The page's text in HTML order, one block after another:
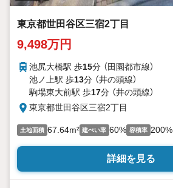
東京都世田谷区三宿2丁目
9,498万円
池尻大橋駅 歩15分 （田園都市線）
池ノ上駅 歩13分 （井の頭線）
駒場東大前駅 歩17分 （井の頭線）
東京都世田谷区三宿2丁目
土地面積 67.64m² 建ぺい率 60% 容積率 200%
詳細を見る